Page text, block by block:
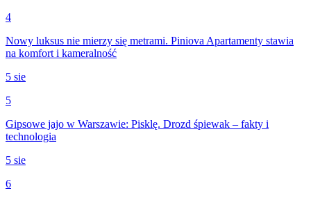
4
Nowy luksus nie mierzy się metrami. Piniova Apartamenty stawia
na komfort i kameralność
5 sie
5
Gipsowe jajo w Warszawie: Pisklę. Drozd śpiewak – fakty i
technologia
5 sie
6